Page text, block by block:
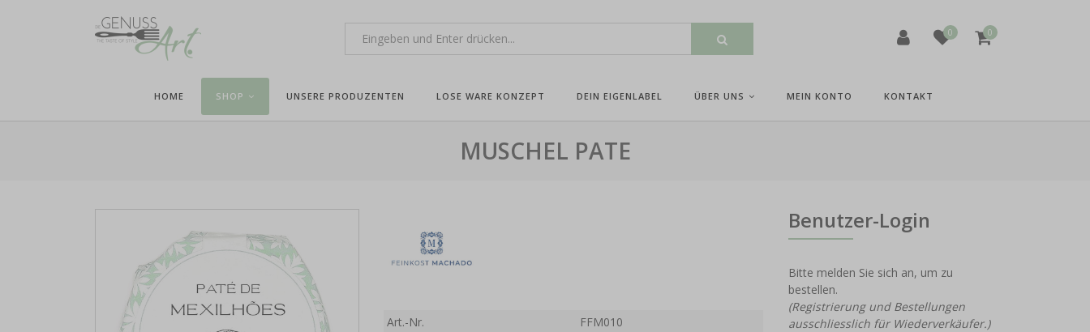
0 0
HOME SHOP UNSERE PRODUZENTEN LOSE WARE KONZEPT DEIN EIGENLABEL ÜBER UNS MEIN KONTO KONTAKT
MUSCHEL PATE
Art.-Nr.
FFM010
Benutzer-Login
Bitte melden Sie sich an, um zu
bestellen.
(Registrierung und Bestellungen
ausschliesslich für Wiederverkäufer.)